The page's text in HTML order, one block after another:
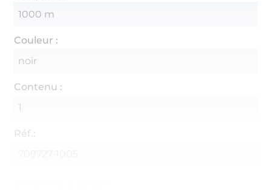
1000 m
Couleur :
noir
Contenu :
1
Réf.: